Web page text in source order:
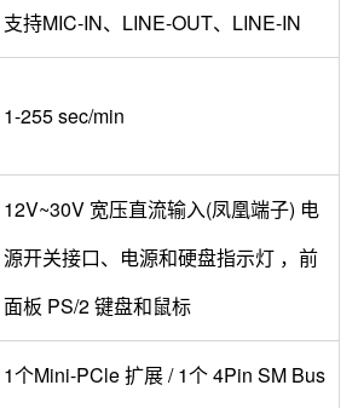
支持MIC-IN、LINE-OUT、LINE-IN
1-255 sec/min
12V~30V 宽压直流输入(凤凰端子) 电
源开关接口、电源和硬盘指示灯 ，前
面板 PS/2 键盘和鼠标
1个Mini-PCle 扩展 / 1个 4Pin SM Bus